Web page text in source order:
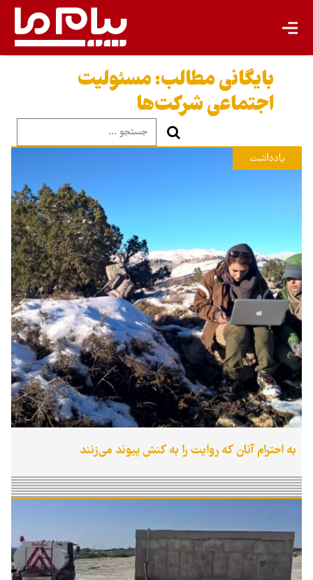
بایگانی مطالب:مسئولیت
اجتماعی شرکت‌ها
به احترام آنان که روایت را به کنش پیوند می‌زنند
یادداشت